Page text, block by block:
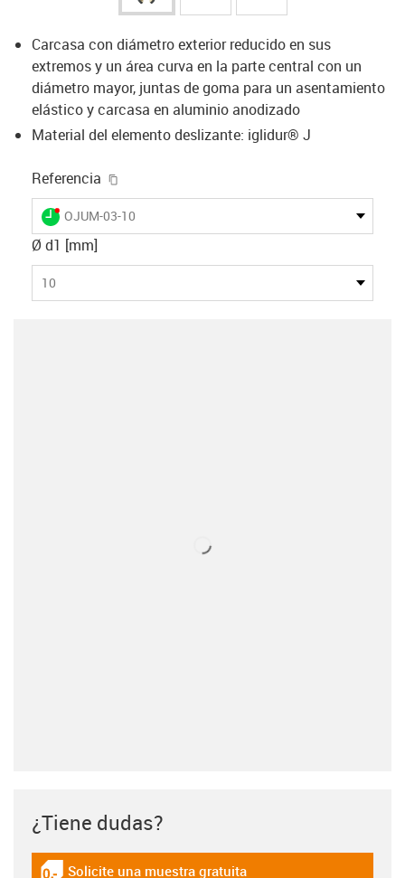
Carcasa con diámetro exterior reducido en sus
extremos y un área curva en la parte central con un
diámetro mayor, juntas de goma para un asentamiento
elástico y carcasa en aluminio anodizado
Material del elemento deslizante: iglidur® J
Referencia
igus-icon-lieferzeit-dot
OJUM-03-10
Ø d1 [mm]
10
¿Tiene dudas?
Solicite una muestra gratuita